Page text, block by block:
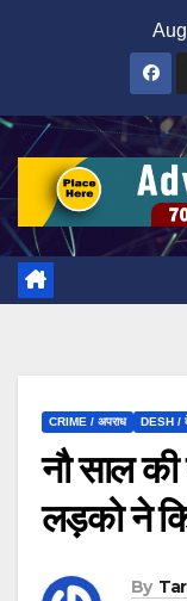
CRIME / अपराध DESH /
नौ साल
लड़को ने
By